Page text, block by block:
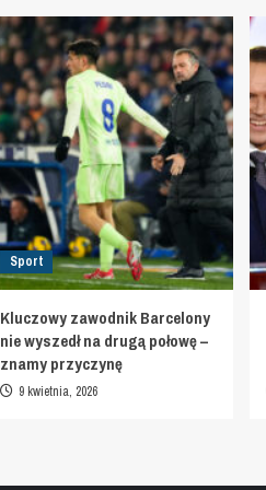
Sport
Kluczowy zawodnik Barcelony
nie wyszedł na drugą połowę –
znamy przyczynę
9 kwietnia, 2026